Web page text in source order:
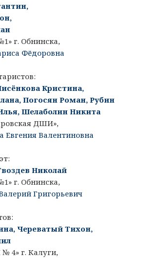
г. Обнинска,
Фёдоровна
Кристина,
Погосян Роман, Рубин
Шелаболин Никита
ДШИ»,
Евгения Валентиновна
Николай
г. Обнинска,
Григорьевич
Череватый Тихон,
4» г. Калуги,